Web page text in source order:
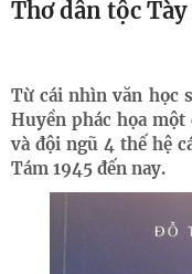
Thơ dân tộc Tày
Từ cái nhìn văn học
Huyền phác họa
và đội ngũ 4 thế hệ
Tám 1945 đến nay.